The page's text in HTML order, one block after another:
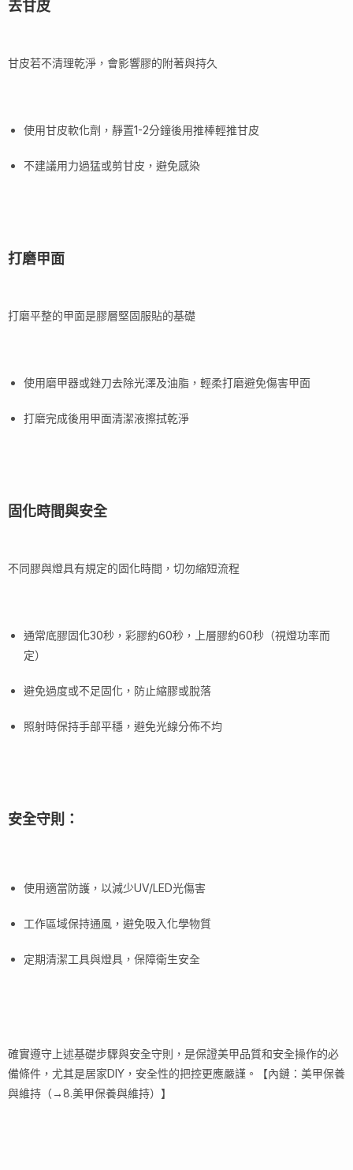
去甘皮
甘皮若不清理乾淨，會影響膠的附著與持久
使用甘皮軟化劑，靜置1-2分鐘後用推棒輕推甘皮
不建議用力過猛或剪甘皮，避免感染
打磨甲面
打磨平整的甲面是膠層堅固服貼的基礎
使用磨甲器或銼刀去除光澤及油脂，輕柔打磨避免傷害甲面
打磨完成後用甲面清潔液擦拭乾淨
固化時間與安全
不同膠與燈具有規定的固化時間，切勿縮短流程
通常底膠固化30秒，彩膠約60秒，上層膠約60秒（視燈功率而
定）
避免過度或不足固化，防止縮膠或脫落
照射時保持手部平穩，避免光線分佈不均
安全守則：
使用適當防護，以減少UV/LED光傷害
工作區域保持通風，避免吸入化學物質
定期清潔工具與燈具，保障衛生安全
確實遵守上述基礎步驟與安全守則，是保證美甲品質和安全操作的必
備條件，尤其是居家DIY，安全性的把控更應嚴謹。【內鏈：美甲保養
與維持（→8.美甲保養與維持）】